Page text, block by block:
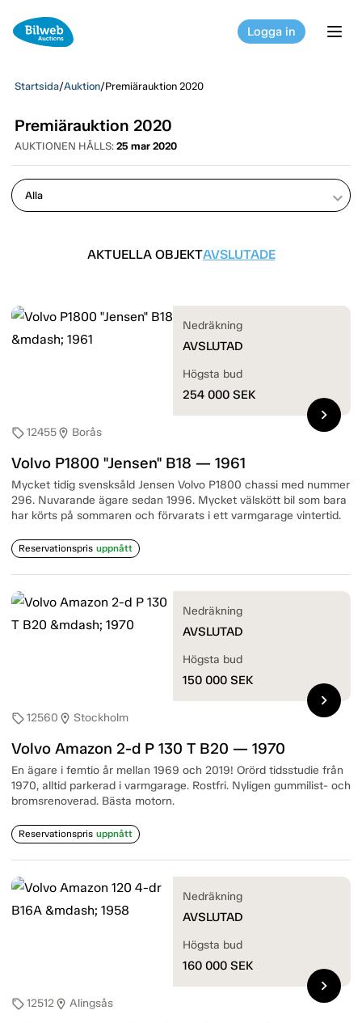
Logga in
Startsida/Auktion/Premiärauktion 2020
Premiärauktion 2020
AUKTIONEN HÅLLS: 25 mar 2020
keyboard_arrow_down
AKTUELLA OBJEKTAVSLUTADE
sell12455location_on Borås
Volvo P1800 "Jensen" B18 — 1961
Mycket tidig svensksåld Jensen Volvo P1800 chassi med nummer
296. Nuvarande ägare sedan 1996. Mycket välskött bil som bara
har körts på sommaren och förvarats i ett varmgarage vintertid.
Reservationspris uppnått
Nedräkning
AVSLUTAD
Högsta bud
254 000 SEK
chevron_right
sell12560 location_on Stockholm
Volvo Amazon 2-d P 130 T B20 — 1970
En ägare i femtio år mellan 1969 och 2019! Orörd tidsstudie från
1970, alltid parkerad i varmgarage. Rostfri. Nyligen gummilist- och
bromsrenoverad. Bästa motorn.
Reservationspris uppnått
Nedräkning
AVSLUTAD
Högsta bud
150 000 SEK
chevron_right
sell12512location_on Alingsås
Nedräkning
AVSLUTAD
Högsta bud
160 000 SEK
chevron_right